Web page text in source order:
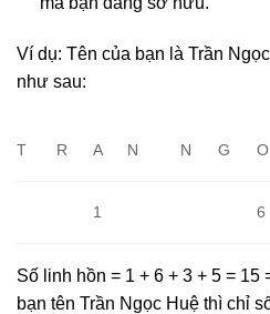
Ví dụ: Tên của bạn là Trần
như sau:
T R A N N G O
1 6
Số linh hồn = 1 + 6 + 3 + 5 = 15
bạn tên Trần Ngọc Huệ thì chỉ